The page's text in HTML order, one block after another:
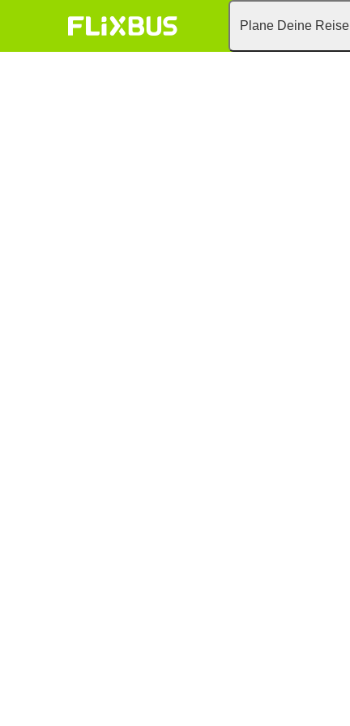
Plane Deine Reise